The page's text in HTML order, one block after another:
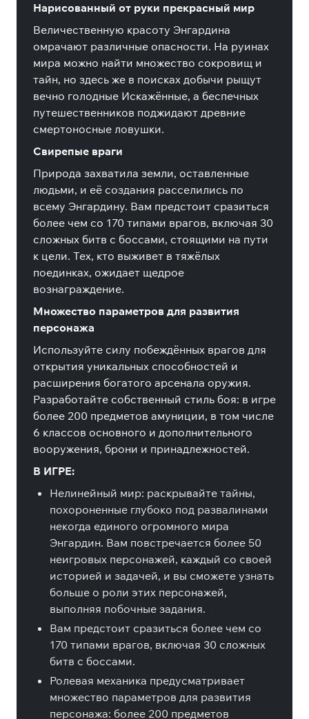
Нарисованный от руки прекрасный мир
Величественную красоту Энгардина
омрачают различные опасности. На руинах
мира можно найти множество сокровищ и
тайн, но здесь же в поисках добычи рыщут
вечно голодные Искажённые, а беспечных
путешественников поджидают древние
смертоносные ловушки.
Свирепые враги
Природа захватила земли, оставленные
людьми, и её создания расселились по
всему Энгардину. Вам предстоит сразиться
более чем со 170 типами врагов, включая 30
сложных битв с боссами, стоящими на пути
к цели. Тех, кто выживет в тяжёлых
поединках, ожидает щедрое
вознаграждение.
Множество параметров для развития
персонажа
Используйте силу побеждённых врагов для
открытия уникальных способностей и
расширения богатого арсенала оружия.
Разработайте собственный стиль боя: в игре
более 200 предметов амуниции, в том числе
6 классов основного и дополнительного
вооружения, брони и принадлежностей.
В ИГРЕ:
Нелинейный мир: раскрывайте тайны,
похороненные глубоко под развалинами
некогда единого огромного мира
Энгардин. Вам повстречается более 50
неигровых персонажей, каждый со своей
историей и задачей, и вы сможете узнать
больше о роли этих персонажей,
выполняя побочные задания.
Вам предстоит сразиться более чем со
170 типами врагов, включая 30 сложных
битв с боссами.
Ролевая механика предусматривает
множество параметров для развития
персонажа: более 200 предметов